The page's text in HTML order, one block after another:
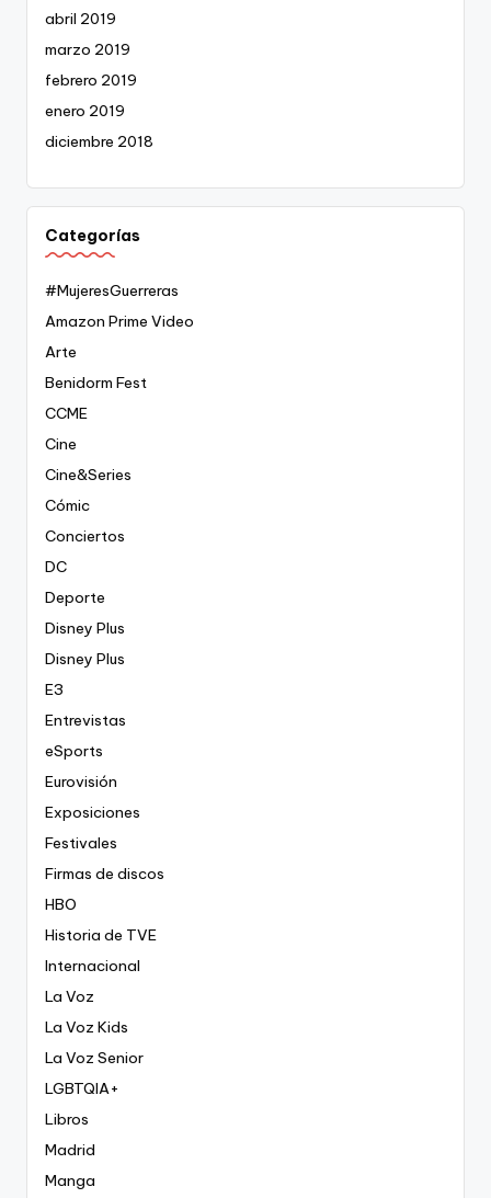
abril 2019
marzo 2019
febrero 2019
enero 2019
diciembre 2018
Categorías
#MujeresGuerreras
Amazon Prime Video
Arte
Benidorm Fest
CCME
Cine
Cine&Series
Cómic
Conciertos
DC
Deporte
Disney Plus
Disney Plus
E3
Entrevistas
eSports
Eurovisión
Exposiciones
Festivales
Firmas de discos
HBO
Historia de TVE
Internacional
La Voz
La Voz Kids
La Voz Senior
LGBTQIA+
Libros
Madrid
Manga